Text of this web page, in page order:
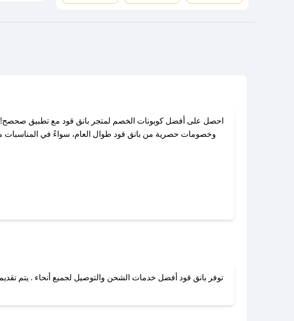
احصل على أفضل كوبونات الخصم لمتجر بانق قود مع تطبيق
وخصومات حصرية من بانق قود طوال العام، سواءً في المناسبات
باستخدام تطبيق صحصح، يمكنك العثور بسهولة على كود
لا تقلق! يمكنك التواصل مع فريق دعم
توفر بانق قود أفضل خدمات الشحن والتوصيل لجميع أنحاء . يتم